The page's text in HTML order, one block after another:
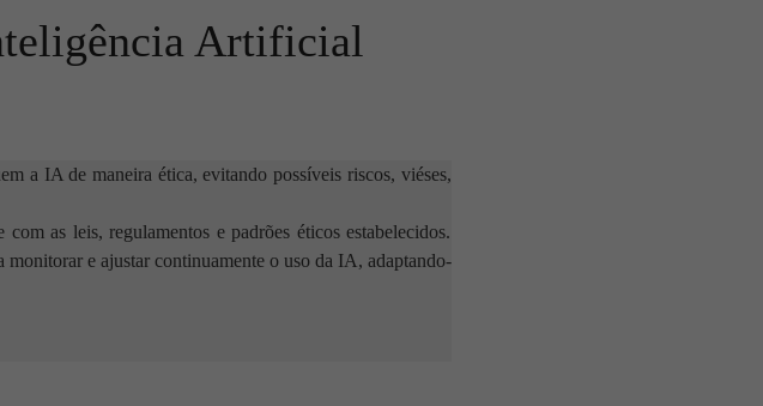
Artificial
a IA de maneira ética, evitando possíveis riscos, viéses,
as leis, regulamentos e padrões éticos estabelecidos.
e ajustar continuamente o uso da IA, adaptando-